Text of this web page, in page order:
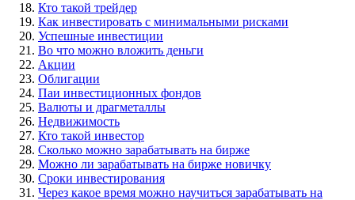
Кто такой трейдер
Как инвестировать с минимальными рисками
Успешные инвестиции
Во что можно вложить деньги
Акции
Облигации
Паи инвестиционных фондов
Валюты и драгметаллы
Недвижимость
Кто такой инвестор
Сколько можно зарабатывать на бирже
Можно ли зарабатывать на бирже новичку
Сроки инвестирования
Через какое время можно научиться зарабатывать на